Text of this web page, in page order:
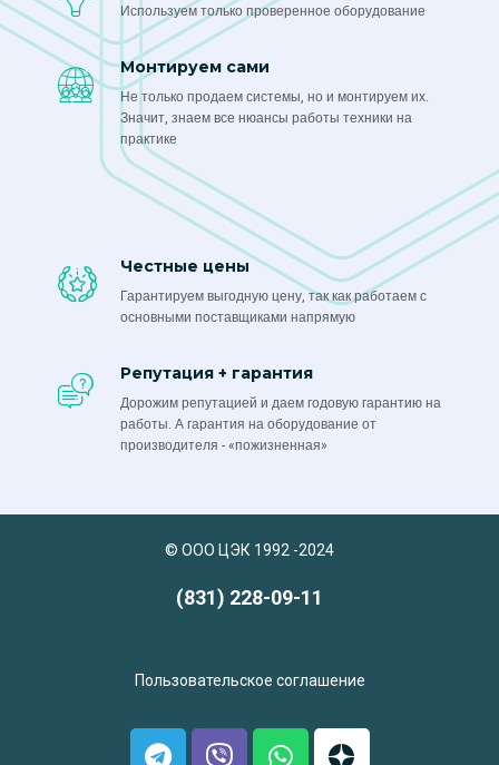
Используем только проверенное оборудование
Монтируем сами
Не только продаем системы, но и монтируем их.
Значит, знаем все нюансы работы техники на
практике
Честные цены
Гарантируем выгодную цену, так как работаем с
основными поставщиками напрямую
Репутация + гарантия
Дорожим репутацией и даем годовую гарантию на
работы. А гарантия на оборудование от
производителя - «пожизненная»
© ООО ЦЭК 1992 -2024
(831) 228-09-11
Пользовательское соглашение